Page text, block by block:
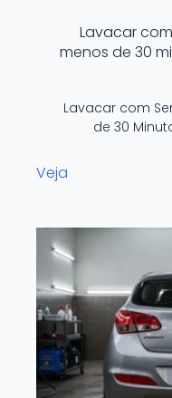
Lavacar
menos de 30
Lavacar com
de 30
Veja